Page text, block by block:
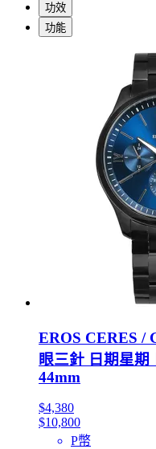
功效
功能
EROS CERES /
眼三針 日期星
44mm
$4,380
$10,800
P幣